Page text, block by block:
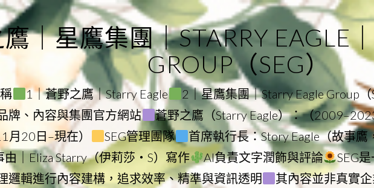
｜星鷹集團｜STARRY EAGLE
GROUP（SEG）
1｜蒼野之鷹｜Starry Eagle 2｜星鷹集團｜Starry Eagle Group（
牌、內容與集團官方網站
蒼野之鷹（Starry Eagle）：（
月20日–現在）
SEG管理團隊 首席執行長：Story Eagle（故事鷹
由｜Eliza Starry（伊莉莎・S）寫作 AI負責文字潤飾與評論
SEG
邏輯進行內容建構，追求效率、精準與資訊透明 其內容並非真實